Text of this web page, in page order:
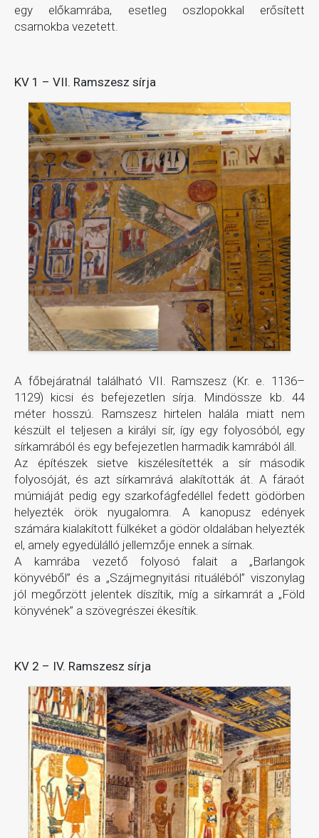
egy előkamrába, esetleg oszlopokkal erősített
csarnokba vezetett.
KV 1 – VII. Ramszesz sírja
A főbejáratnál található VII. Ramszesz (Kr. e. 1136–
1129) kicsi és befejezetlen sírja. Mindössze kb. 44
méter hosszú. Ramszesz hirtelen halála miatt nem
készült el teljesen a királyi sír, így egy folyosóból, egy
sírkamrából és egy befejezetlen harmadik kamrából áll.
Az építészek sietve kiszélesítették a sír második
folyosóját, és azt sírkamrává alakították át. A fáraót
múmiáját pedig egy szarkofágfedéllel fedett gödörben
helyezték örök nyugalomra. A kanopusz edények
számára kialakított fülkéket a gödör oldalában helyezték
el, amely egyedülálló jellemzője ennek a sírnak.
A kamrába vezető folyosó falait a „Barlangok
könyvéből” és a „Szájmegnyitási rituáléból” viszonylag
jól megőrzött jelentek díszítik, míg a sírkamrát a „Föld
könyvének” a szövegrészei ékesítik.
KV 2 – IV. Ramszesz sírja